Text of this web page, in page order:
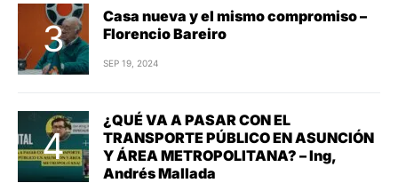
Casa nueva y el mismo compromiso –
Florencio Bareiro
SEP 19, 2024
¿QUÉ VA A PASAR CON EL
TRANSPORTE PÚBLICO EN ASUNCIÓN
Y ÁREA METROPOLITANA? – Ing,
Andrés Mallada